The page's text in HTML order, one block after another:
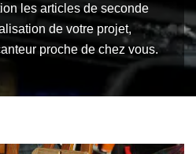
les articles de seconde
de votre projet,
proche de chez vous.